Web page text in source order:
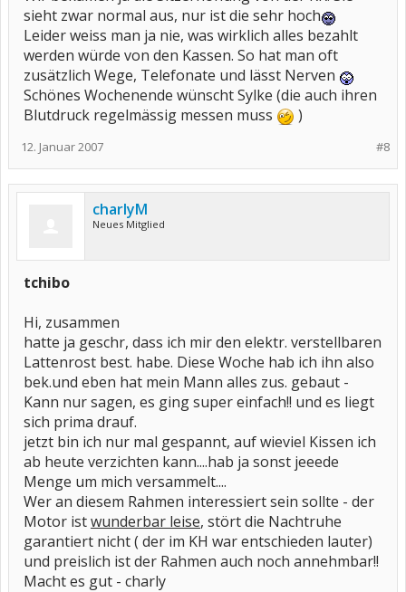
sieht zwar normal aus, nur ist die sehr hoch
Leider weiss man ja nie, was wirklich alles bezahlt
werden würde von den Kassen. So hat man oft
zusätzlich Wege, Telefonate und lässt Nerven
Schönes Wochenende wünscht Sylke (die auch ihren
Blutdruck regelmässig messen muss
)
#8
12. Januar 2007
charlyM
Neues Mitglied
tchibo
Hi, zusammen
hatte ja geschr, dass ich mir den elektr. verstellbaren
Lattenrost best. habe. Diese Woche hab ich ihn also
bek.und eben hat mein Mann alles zus. gebaut -
Kann nur sagen, es ging super einfach!! und es liegt
sich prima drauf.
jetzt bin ich nur mal gespannt, auf wieviel Kissen ich
ab heute verzichten kann....hab ja sonst jeeede
Menge um mich versammelt....
Wer an diesem Rahmen interessiert sein sollte - der
Motor istwunderbar leise, stört die Nachtruhe
garantiert nicht ( der im KH war entschieden lauter)
und preislich ist der Rahmen auch noch annehmbar!!
Macht es gut - charly